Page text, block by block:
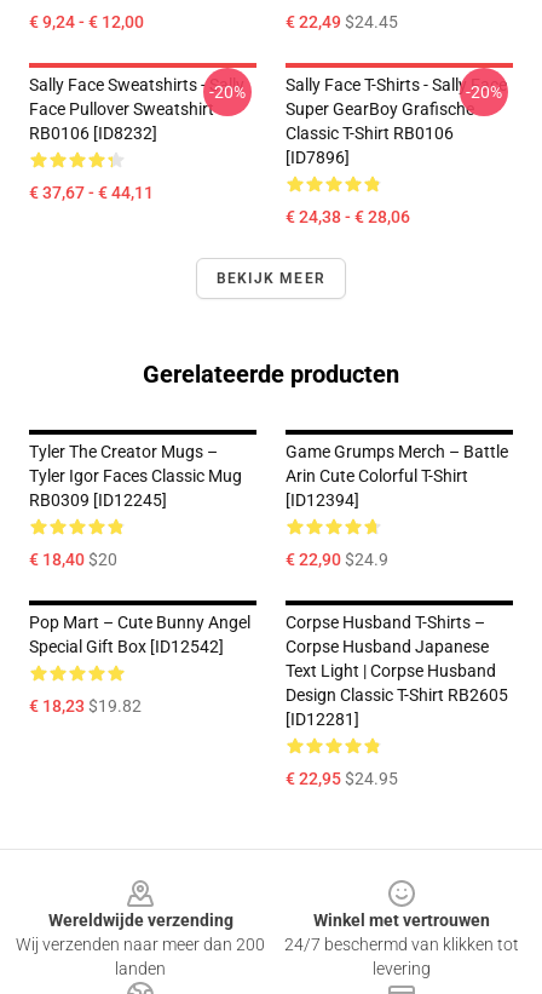
€ 9,24 - € 12,00 € 22,49$24.45
Sally Face Sweatshirts - Sally
Face Pullover Sweatshirt
RB0106 [ID8232]
€ 37,67 - € 44,11
-20%
Sally Face T-Shirts - Sally Face
Super GearBoy Grafische
Classic T-Shirt RB0106
[ID7896]
€ 24,38 - € 28,06
-20%
BEKIJK MEER
Gerelateerde producten
Tyler The Creator Mugs –
Tyler Igor Faces Classic Mug
RB0309 [ID12245]
€ 18,40$20
Game Grumps Merch – Battle
Arin Cute Colorful T-Shirt
[ID12394]
€ 22,90$24.9
Pop Mart – Cute Bunny Angel
Special Gift Box [ID12542]
€ 18,23 $19.82
Corpse Husband T-Shirts –
Corpse Husband Japanese
Text Light | Corpse Husband
Design Classic T-Shirt RB2605
[ID12281]
€ 22,95$24.95
Wereldwijde verzending
Wij verzenden naar meer dan 200
landen
Winkel met vertrouwen
24/7 beschermd van klikken tot
levering